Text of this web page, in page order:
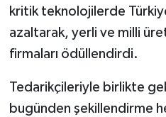
kritik teknolojilerde
azaltarak, yerli ve milli
firmaları ödüllendirdi.
Tedarikçileriyle birlikte
bugünden şekillendirme